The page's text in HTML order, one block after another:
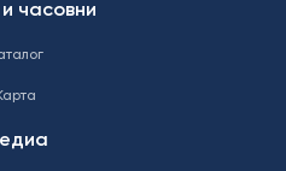
часовни